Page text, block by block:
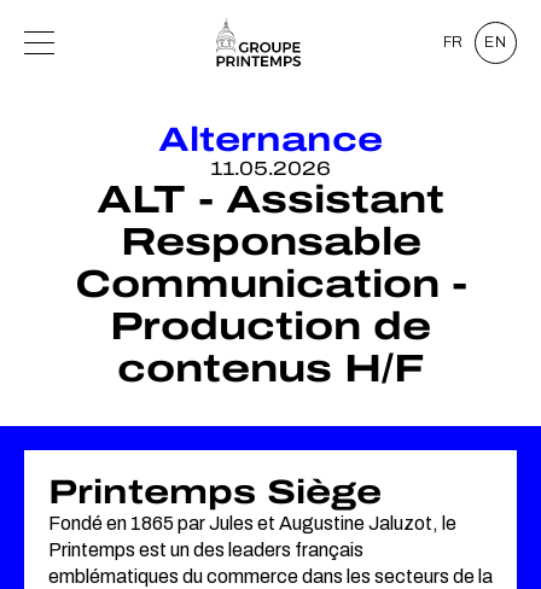
FR EN
Alternance
11.05.2026
ALT - Assistant
Responsable
Communication -
Production de
contenus H/F
Printemps Siège
Fondé en 1865 par Jules et Augustine Jaluzot, le
Printemps est un des leaders français
emblématiques du commerce dans les secteurs de la